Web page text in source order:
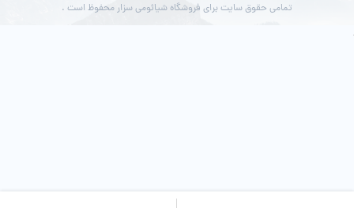
تمامی حقوق سایت برای فروشگاه شیائومی سزار محفوظ است .